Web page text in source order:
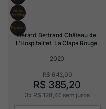
Gérard Bertrand Château de
L'Hospitalitet  La Clape Rouge
2020
R$ 642,00
R$ 385,20
3x R$ 128 40 sem juros